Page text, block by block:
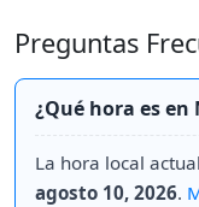
Preguntas
¿Qué hora es
La hora local
agosto 10, 2026.